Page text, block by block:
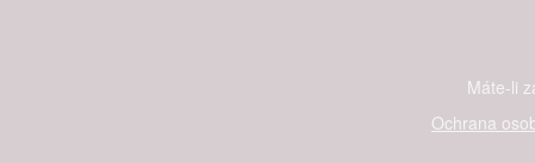
Máte-li
Ochrana